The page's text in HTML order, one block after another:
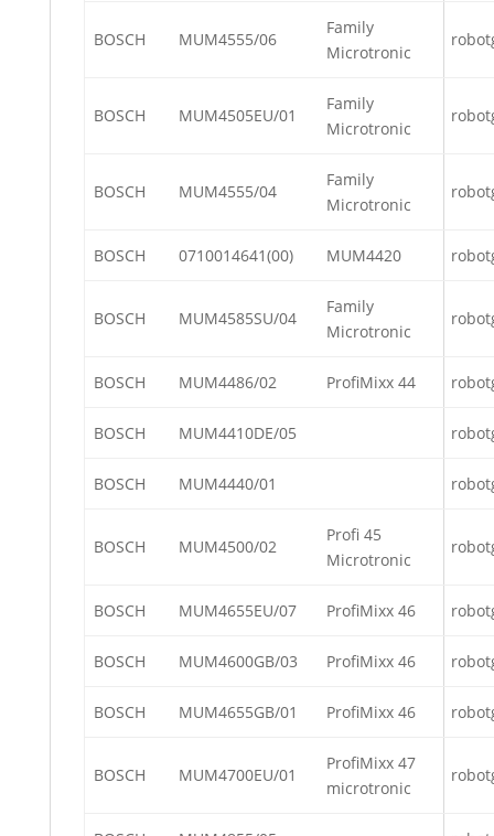
BOSCH MUM4555/06
Family
Microtronic
BOSCH MUM4505EU/01
Family
Microtronic
BOSCH MUM4555/04
Family
Microtronic
BOSCH 0710014641(00) MUM4420
BOSCH MUM4585SU/04
Family
Microtronic
BOSCH MUM4486/02 ProfiMixx 44
BOSCH MUM4410DE/05
BOSCH MUM4440/01
BOSCH MUM4500/02
Profi 45
Microtronic
BOSCH MUM4655EU/07 ProfiMixx 46
BOSCH MUM4600GB/03 ProfiMixx 46
BOSCH MUM4655GB/01 ProfiMixx 46
BOSCH MUM4700EU/01
ProfiMixx 47
microtronic